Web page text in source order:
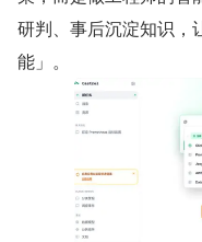
研判、事后沉淀知识，
能」。